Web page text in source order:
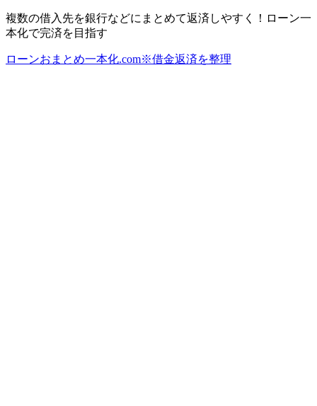
複数の借入先を銀行などにまとめて返済しやすく！ローン一
本化で完済を目指す
ローンおまとめ一本化.com※借金返済を整理